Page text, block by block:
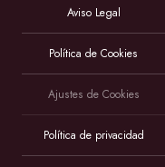
Aviso Legal
Política de Cookies
Ajustes de Cookies
Política de privacidad